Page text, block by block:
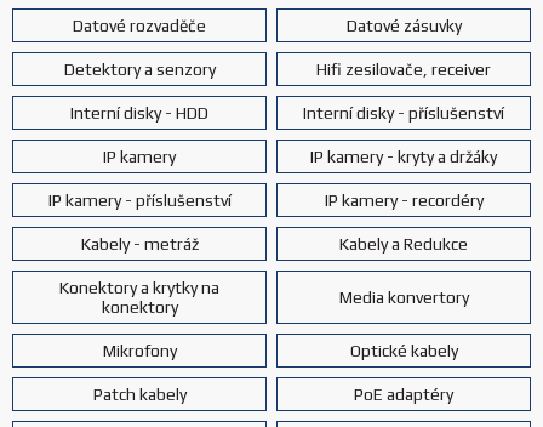
Datové rozvaděče Datové zásuvky
Detektory a senzory Hifi zesilovače, receiver
Interní disky - HDD Interní disky - příslušenství
IP kamery IP kamery - kryty a držáky
IP kamery - příslušenství IP kamery - recordéry
Kabely - metráž Kabely a Redukce
Konektory a krytky na
konektory
Media konvertory
Mikrofony Optické kabely
Patch kabely PoE adaptéry